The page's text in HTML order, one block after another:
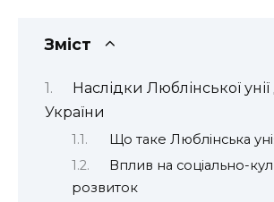
Зміст
Наслідки Люблінської
України
Що таке Люблінська
Вплив на соціально-
розвиток